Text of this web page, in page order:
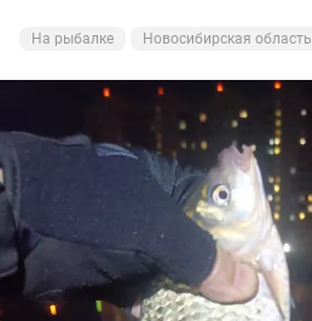
На рыбалке Новосибирская область